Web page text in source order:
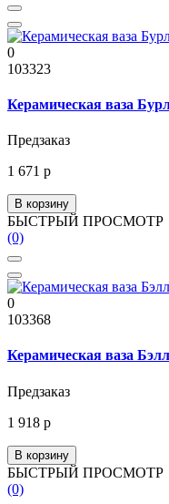
0
103323
Керамическая ваза
Предзаказ
1 671 р
В корзину
БЫСТРЫЙ ПРОСМОТР
(0)
0
103368
Керамическая ваза
Предзаказ
1 918 р
В корзину
БЫСТРЫЙ ПРОСМОТР
(0)